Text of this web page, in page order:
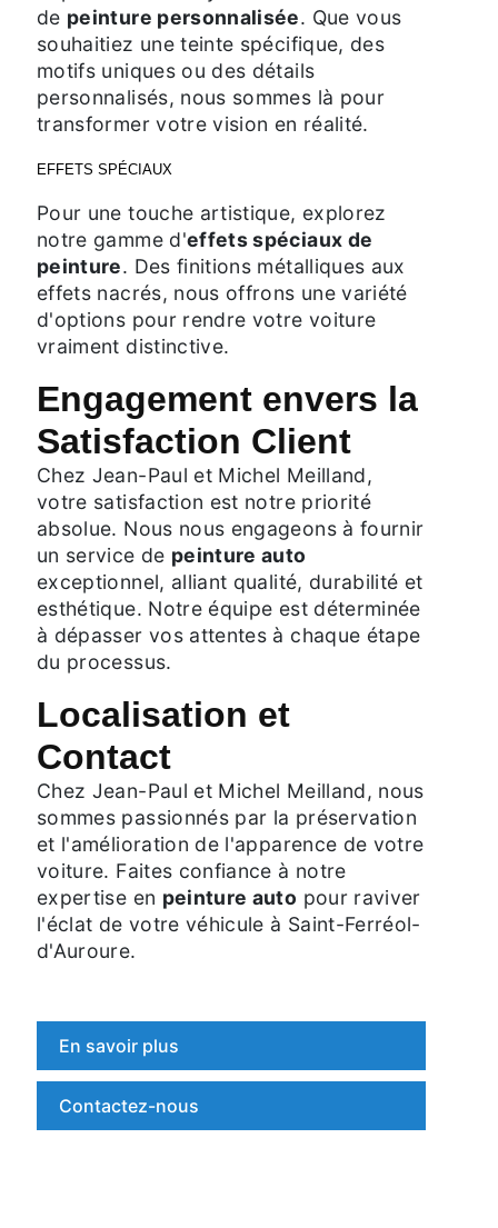
de peinture personnalisée. Que vous
souhaitiez une teinte spécifique, des
motifs uniques ou des détails
personnalisés, nous sommes là pour
transformer votre vision en réalité.
EFFETS SPÉCIAUX
Pour une touche artistique, explorez
notre gamme d'effets spéciaux de
peinture. Des finitions métalliques aux
effets nacrés, nous offrons une variété
d'options pour rendre votre voiture
vraiment distinctive.
Engagement envers la
Satisfaction Client
Chez Jean-Paul et Michel Meilland,
votre satisfaction est notre priorité
absolue. Nous nous engageons à fournir
un service de peinture auto
exceptionnel, alliant qualité, durabilité et
esthétique. Notre équipe est déterminée
à dépasser vos attentes à chaque étape
du processus.
Localisation et
Contact
Chez Jean-Paul et Michel Meilland, nous
sommes passionnés par la préservation
et l'amélioration de l'apparence de votre
voiture. Faites confiance à notre
expertise en peinture auto pour raviver
l'éclat de votre véhicule à Saint-Ferréol-
d'Auroure.
En savoir plus
Contactez-nous